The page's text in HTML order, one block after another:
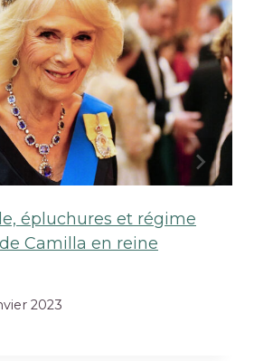
épluchures et régime
Camilla en reine
2023